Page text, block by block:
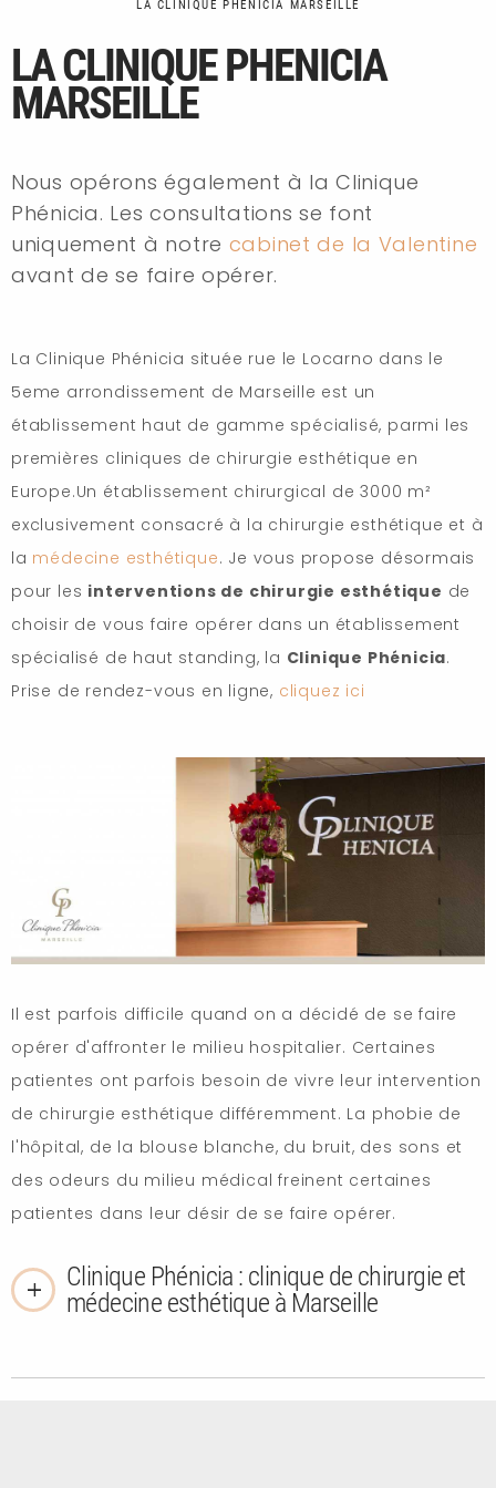
LA CLINIQUE PHENICIA MARSEILLE
LA CLINIQUE PHENICIA
MARSEILLE
Nous opérons également à la Clinique
Phénicia. Les consultations se font
uniquement à notre cabinet de la Valentine
avant de se faire opérer.
La Clinique Phénicia située rue le Locarno dans le
5eme arrondissement de Marseille est un
établissement haut de gamme spécialisé, parmi les
premières cliniques de chirurgie esthétique en
Europe.Un établissement chirurgical de 3000 m²
exclusivement consacré à la chirurgie esthétique et à
la médecine esthétique. Je vous propose désormais
pour les interventions de chirurgie esthétique de
choisir de vous faire opérer dans un établissement
spécialisé de haut standing, la Clinique Phénicia.
Prise de rendez-vous en ligne, cliquez ici
Il est parfois difficile quand on a décidé de se faire
opérer d'affronter le milieu hospitalier. Certaines
patientes ont parfois besoin de vivre leur intervention
de chirurgie esthétique différemment. La phobie de
l'hôpital, de la blouse blanche, du bruit, des sons et
des odeurs du milieu médical freinent certaines
patientes dans leur désir de se faire opérer.
Clinique Phénicia : clinique de chirurgie et
médecine esthétique à Marseille